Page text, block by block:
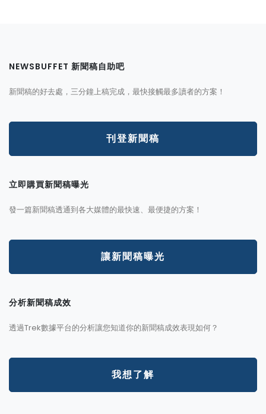
NEWSBUFFET 新聞稿自助吧
新聞稿的好去處，三分鐘上稿完成，最快接觸最多讀者的方案！
刊登新聞稿
立即購買新聞稿曝光
發一篇新聞稿透通到各大媒體的最快速、最便捷的方案！
讓新聞稿曝光
分析新聞稿成效
透過Trek數據平台的分析讓您知道你的新聞稿成效表現如何？
我想了解